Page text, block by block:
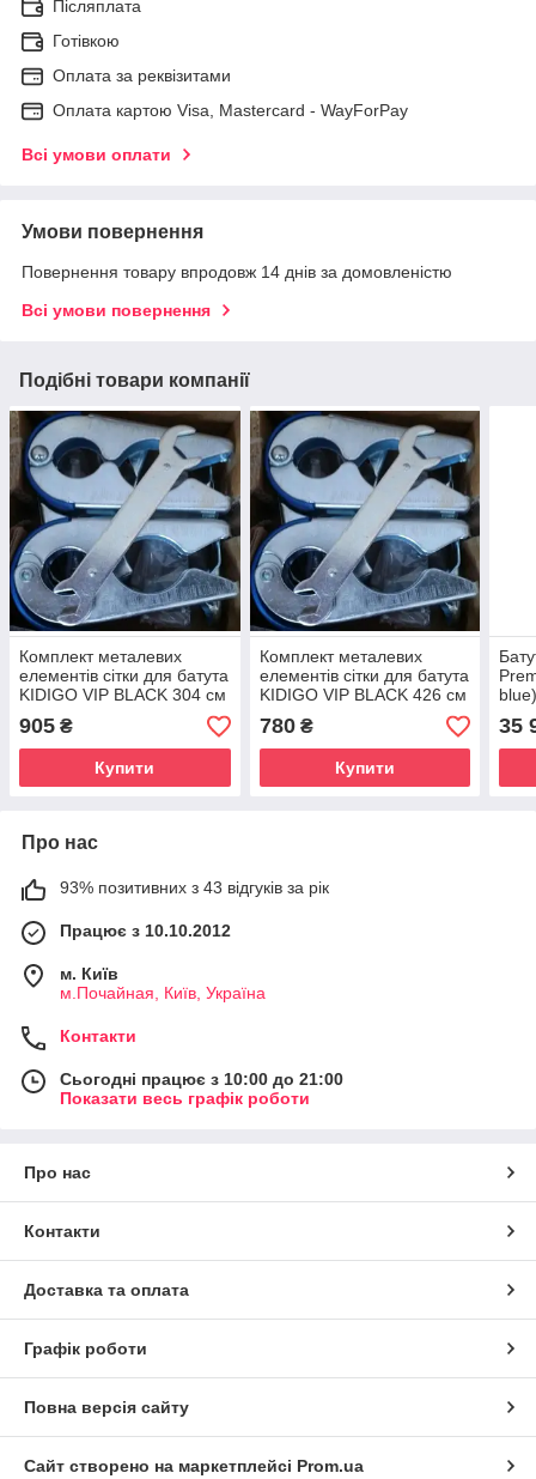
Післяплата
Готівкою
Оплата за реквізитами
Оплата картою Visa, Mastercard - WayForPay
Всі умови оплати
Умови повернення
Повернення товару впродовж 14 днів за домовленістю
Всі умови повернення
Подібні товари компанії
Комплект металевих
елементів сітки для батута
KIDIGO VIP BLACK 304 см
905 ₴
Купити
Комплект металевих
елементів сітки для батута
KIDIGO VIP BLACK 426 см
780₴
Купити
35
Про нас
93% позитивних з 43 відгуків за рік
Працює з 10.10.2012
м. Київ
м.Почайная, Київ, Україна
Контакти
Сьогодні працює з 10:00 до 21:00
Показати весь графік роботи
Про нас
Контакти
Доставка та оплата
Графік роботи
Повна версія сайту
Сайт створено на маркетплейсі Prom.ua